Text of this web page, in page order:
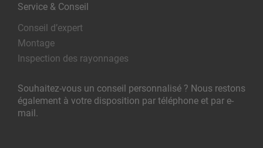
Service & Conseil
Conseil d’expert
Montage
Inspection des rayonnages
Souhaitez-vous un conseil personnalisé ? Nous restons
également à votre disposition par téléphone et par e-
mail.